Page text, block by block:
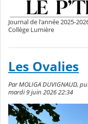
Journal de l'année 2025-
Collège Lumière
Les Ovalies
Par MOLIGA DUVIGNAUD,
mardi 9 juin 2026 22:34